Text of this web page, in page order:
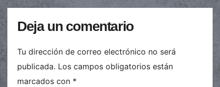
Deja un comentario
Tu dirección de correo electrónico no será
publicada. Los campos obligatorios están
marcados con *